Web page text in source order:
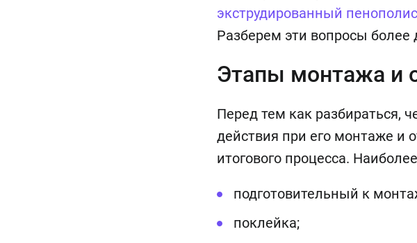
экструдированный
Разберем эти вопросы более
Этапы монтажа и
Перед тем как разбираться,
действия при его монтаже и
итогового процесса.
подготовительный к
поклейка;